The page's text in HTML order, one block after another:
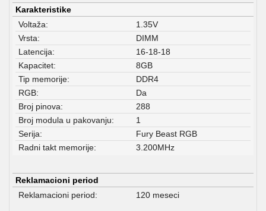
Karakteristike
Voltaža:
1.35V
Vrsta:
DIMM
Latencija:
16-18-18
Kapacitet:
8GB
Tip memorije:
DDR4
RGB:
Da
Broj pinova:
288
Broj modula u pakovanju:
1
Serija:
Fury Beast RGB
Radni takt memorije:
3.200MHz
Reklamacioni period
Reklamacioni period:
120 meseci